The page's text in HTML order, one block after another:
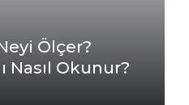
Ölçer?
Nasıl Okunur?